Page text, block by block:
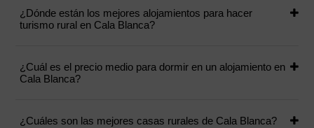
¿Dónde están los mejores alojamientos para hacer
turismo rural en Cala Blanca?
¿Cuál es el precio medio para dormir en un alojamiento en
Cala Blanca?
¿Cuáles son las mejores casas rurales de Cala Blanca?